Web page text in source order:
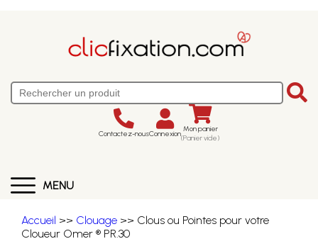
Contactez-nousConnexion Mon panier
(Panier vide)
MENU
Accueil >> Clouage >> Clous ou Pointes pour votre
Cloueur Omer ® PR.30